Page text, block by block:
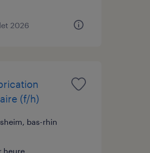
2026
(f/h)
bas-rhin
heure